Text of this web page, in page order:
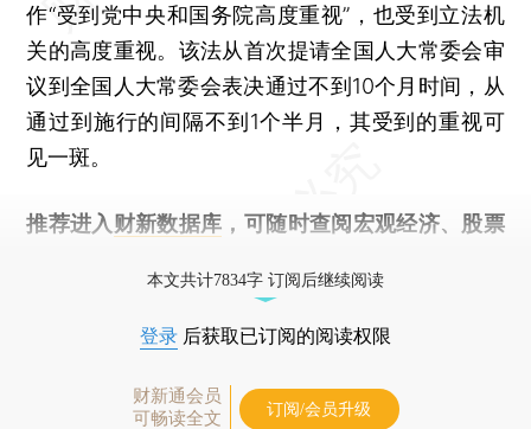
作“受到党中央和国务院高度重视”，也受到立法机
关的高度重视。该法从首次提请全国人大常委会审
议到全国人大常委会表决通过不到10个月时间，从
通过到施行的间隔不到1个半月，其受到的重视可
见一斑。
推荐进入 财新数据库 ，可随时查阅宏观经济、股票
本文共计7834字 订阅后继续阅读
登录 后获取已订阅的阅读权限
财新通会员
可畅读全文
订阅/会员升级